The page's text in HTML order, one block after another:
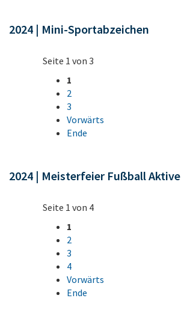
2024 | Mini-Sportabzeichen
Seite 1 von 3
1
2
3
Vorwärts
Ende
2024 | Meisterfeier Fußball Aktive
Seite 1 von 4
1
2
3
4
Vorwärts
Ende